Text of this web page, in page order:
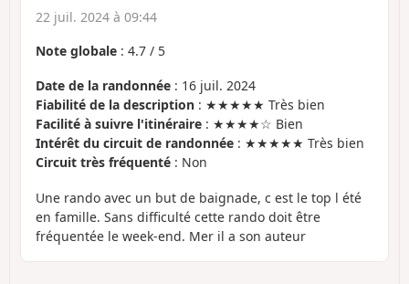
22 juil. 2024 à 09:44
Note globale : 4.7 / 5
Date de la randonnée : 16 juil. 2024
Fiabilité de la description : ★★★★★ Très bien
Facilité à suivre l'itinéraire : ★★★★☆ Bien
Intérêt du circuit de randonnée : ★★★★★ Très bien
Circuit très fréquenté : Non
Une rando avec un but de baignade, c est le top l été
en famille. Sans difficulté cette rando doit être
fréquentée le week-end. Mer il a son auteur